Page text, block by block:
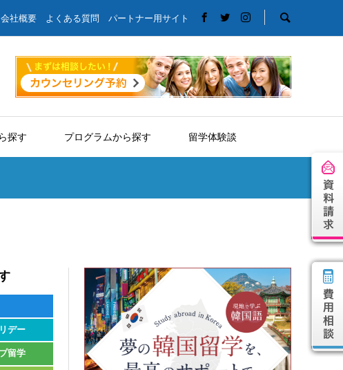
会社概要 よくある質問 パートナー用サイト
探す プログラムから探す 留学体験談
デー
留学